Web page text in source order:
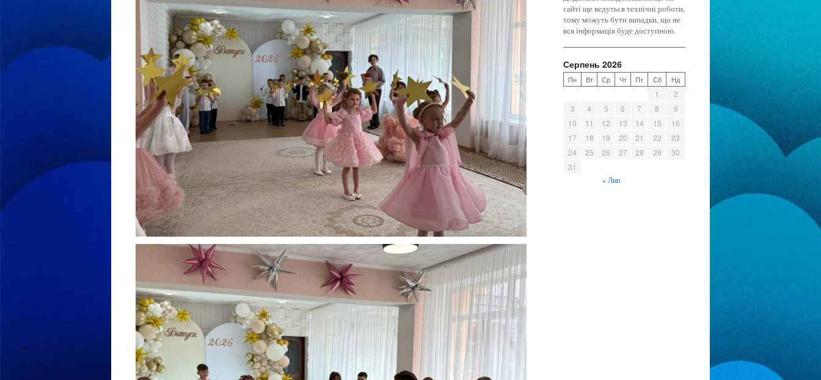
сайті ще ведуться технічні роботи,
тому можуть бути випадки, що не
вся інформація буде доступною.
Серпень 2026
Пн Вт Ср Чт Пт Сб Нд
1
2
3
4 5 6 7 8
9
10
11 12 13 14 15
16
17
18 19 20 21 22
23
24
25 26 27 28 29
30
31
« Лип